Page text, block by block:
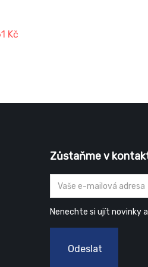
Kč
Zůstaňme v
Nenechte si ujít novinky
Odeslat